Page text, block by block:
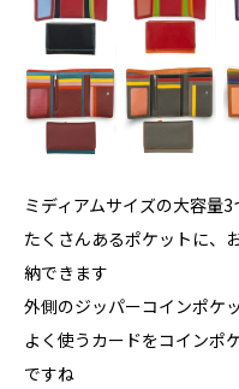
ミディアムサイズの大容量
たくさんあるポケットに、
納できます
外側のジッパーコインポケ
よく使うカードをコインポ
ですね